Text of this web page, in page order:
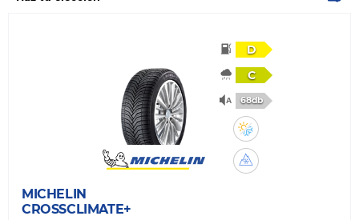
D
C
68db
MICHELIN
CROSSCLIMATE+